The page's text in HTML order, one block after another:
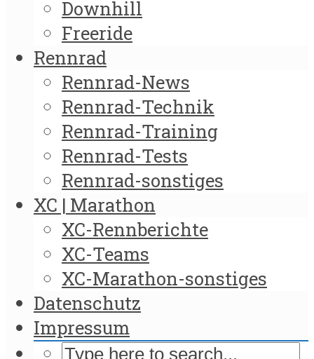
Downhill
Freeride
Rennrad
Rennrad-News
Rennrad-Technik
Rennrad-Training
Rennrad-Tests
Rennrad-sonstiges
XC | Marathon
XC-Rennberichte
XC-Teams
XC-Marathon-sonstiges
Datenschutz
Impressum